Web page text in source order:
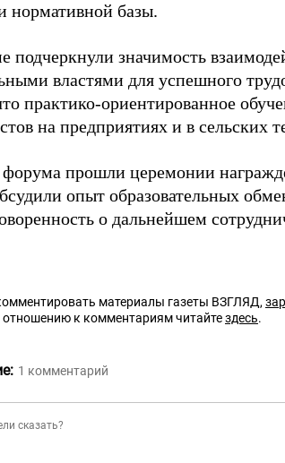
нормативной базы.
подчеркнули значимость
властями для успешного
практико-ориентированное
на предприятиях и в сельских
прошли церемонии
опыт образовательных
о дальнейшем
материалы газеты ВЗГЛЯД,
отношению к комментариям читайтездесь.
1 комментарий